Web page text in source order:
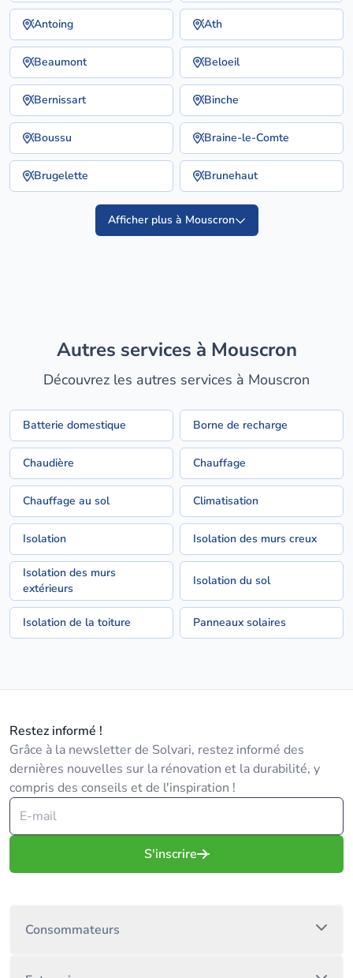
Antoing Ath
Beaumont Beloeil
Bernissart Binche
Boussu Braine-le-Comte
Brugelette Brunehaut
Afficher plus à Mouscron
Autres services à Mouscron
Découvrez les autres services à Mouscron
Batterie domestique Borne de recharge
Chaudière Chauffage
Chauffage au sol Climatisation
Isolation Isolation des murs creux
Isolation des murs
extérieurs
Isolation du sol
Isolation de la toiture Panneaux solaires
Restez informé !
Grâce à la newsletter de Solvari, restez informé des
dernières nouvelles sur la rénovation et la durabilité, y
compris des conseils et de l'inspiration !
S'inscrire
Consommateurs